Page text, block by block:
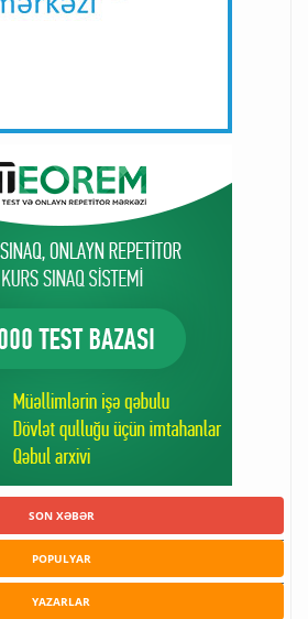
SON XƏBƏR
POPULYAR
YAZARLAR